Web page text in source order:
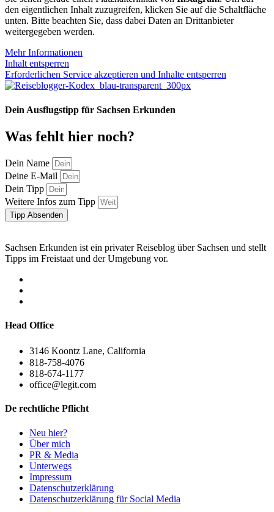
den eigentlichen Inhalt zuzugreifen, klicken Sie auf die Schaltfläche
unten. Bitte beachten Sie, dass dabei Daten an Drittanbieter
weitergegeben werden.
Mehr Informationen
Inhalt entsperren
Erforderlichen Service akzeptieren und Inhalte entsperren
Dein Ausflugstipp für Sachsen Erkunden
Was fehlt hier noch?
Dein Name
Deine E-Mail
Dein Tipp
Weitere Infos zum Tipp
Tipp Absenden
Sachsen Erkunden ist ein privater Reiseblog über Sachsen und stellt
Tipps im Freistaat und der Umgebung vor.
Head Office
3146 Koontz Lane, California
818-758-4076
818-674-1177
office@legit.com
De rechtliche Pflicht
Neu hier?
Über mich
PR & Media
Unterwegs
Impressum
Datenschutzerklärung
Datenschutzerklärung für Social Media